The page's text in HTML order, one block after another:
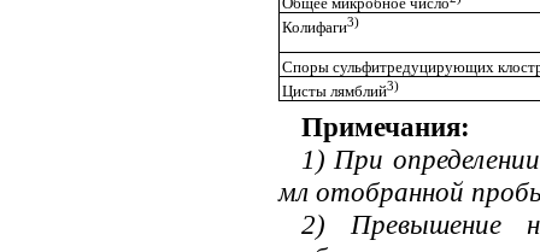
Колифаги3)
Споры сульфитредуцирующих
Цисты лямблий3)
Примечания:
1) При
мл отобранной
2) Превышение